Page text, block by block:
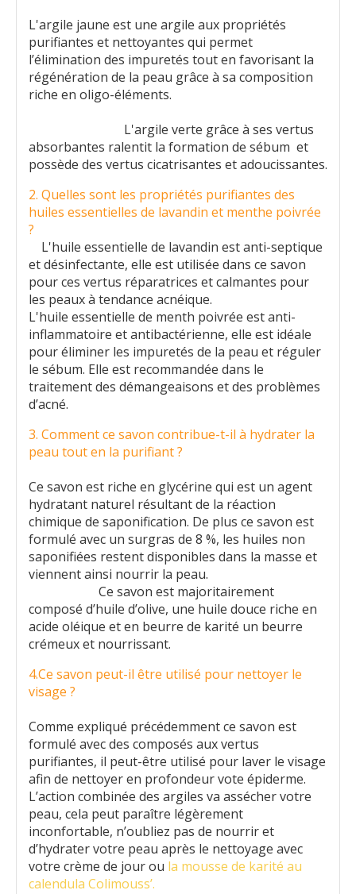
L'argile jaune est une argile aux propriétés
purifiantes et nettoyantes qui permet
l’élimination des impuretés tout en favorisant la
régénération de la peau grâce à sa composition
riche en oligo-éléments.
L'argile verte grâce à ses vertus
absorbantes ralentit la formation de sébum et
possède des vertus cicatrisantes et adoucissantes.
2. Quelles sont les propriétés purifiantes des
huiles essentielles de lavandin et menthe poivrée
?
L'huile essentielle de lavandin est anti-septique
et désinfectante, elle est utilisée dans ce savon
pour ces vertus réparatrices et calmantes pour
les peaux à tendance acnéique.
L'huile essentielle de menth poivrée est anti-
inflammatoire et antibactérienne, elle est idéale
pour éliminer les impuretés de la peau et réguler
le sébum. Elle est recommandée dans le
traitement des démangeaisons et des problèmes
d’acné.
3. Comment ce savon contribue-t-il à hydrater la
peau tout en la purifiant ?
Ce savon est riche en glycérine qui est un agent
hydratant naturel résultant de la réaction
chimique de saponification. De plus ce savon est
formulé avec un surgras de 8 %, les huiles non
saponifiées restent disponibles dans la masse et
viennent ainsi nourrir la peau.
Ce savon est majoritairement
composé d’huile d’olive, une huile douce riche en
acide oléique et en beurre de karité un beurre
crémeux et nourrissant.
4.Ce savon peut-il être utilisé pour nettoyer le
visage ?
Comme expliqué précédemment ce savon est
formulé avec des composés aux vertus
purifiantes, il peut-être utilisé pour laver le visage
afin de nettoyer en profondeur vote épiderme.
L’action combinée des argiles va assécher votre
peau, cela peut paraître légèrement
inconfortable, n’oubliez pas de nourrir et
d’hydrater votre peau après le nettoyage avec
votre crème de jour ou la mousse de karité au
calendula Colimouss’.